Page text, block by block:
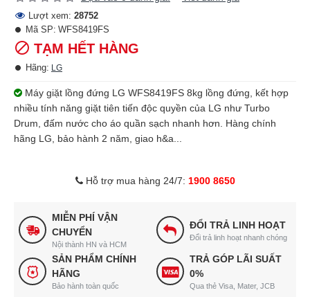
Lượt xem: 28752
TẠM HẾT HÀNG
Hãng: LG
Mã SP: WFS8419FS
Máy giặt lồng đứng LG WFS8419FS 8kg lồng đứng, kết hợp
nhiều tính năng giặt tiên tiến độc quyền của LG như Turbo
Drum, đấm nước cho áo quần sạch nhanh hơn. Hàng chính
hãng LG, bảo hành 2 năm, giao h&a...
Hỗ trợ mua hàng 24/7: 1900 8650
MIỄN PHÍ VẬN
CHUYỂN
Nội thành HN và HCM
ĐỔI TRẢ LINH HOẠT
Đổi trả linh hoạt nhanh chóng
SẢN PHẨM CHÍNH
HÃNG
Bảo hành toàn quốc
TRẢ GÓP LÃI SUẤT
0%
Qua thẻ Visa, Mater, JCB